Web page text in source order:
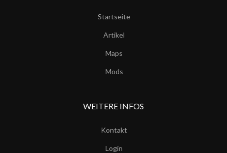
Startseite
Artikel
Maps
Mods
WEITERE INFOS
Kontakt
Login